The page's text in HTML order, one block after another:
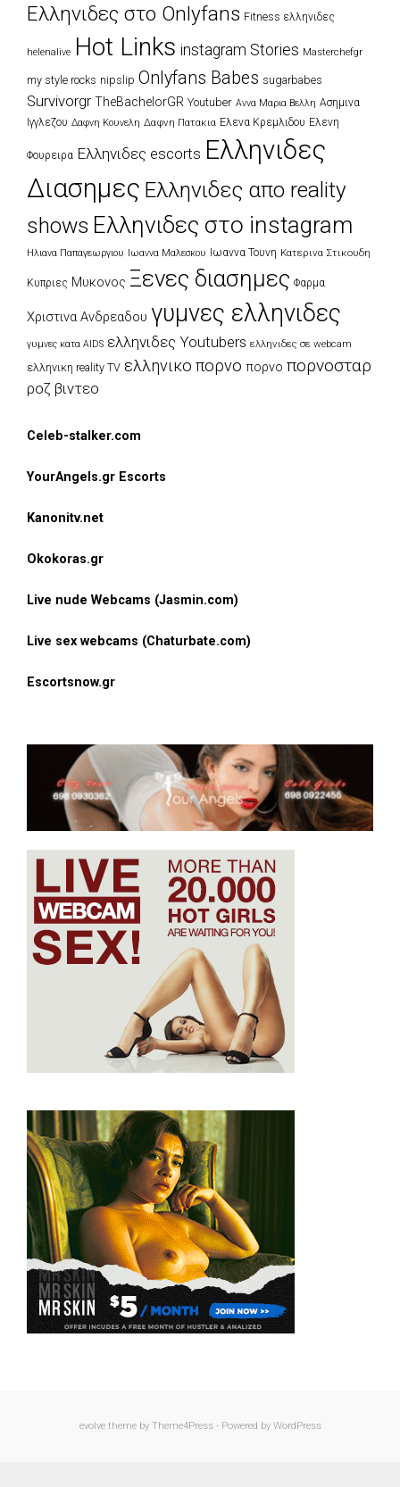
Eλληνιδες στο Onlyfans Fitness ελληνιδες
helenalive Hot Links instagram Stories Masterchefgr
my style rocks nipslip Onlyfans Babes sugarbabes
Survivorgr TheBachelorGR Youtuber Αννα Μαρια Βελλη Ασημινα
Ιγγλεζου Δαφνη Κουνελη Δαφνη Πατακια Ελενα Κρεμλιδου Ελενη
Φουρειρα Ελληνιδες escorts Ελληνιδες
Διασημες Ελληνιδες απο reality
shows Ελληνιδες στο instagram
Ηλιανα Παπαγεωργιου Ιωαννα Μαλεσκου Ιωαννα Τουνη Κατερινα Στικουδη
Κυπριες Μυκονος Ξενες διασημες Φαρμα
Χριστινα Ανδρεαδου γυμνες ελληνιδες
γυμνες κατα AIDS ελληνιδες Youtubers ελληνιδες σε webcam
ελληνικη reality TV ελληνικο πορνο πορνο πορνοσταρ
ροζ βιντεο
Celeb-stalker.com
YourAngels.gr Escorts
Kanonitv.net
Okokoras.gr
Live nude Webcams (Jasmin.com)
Live sex webcams (Chaturbate.com)
Escortsnow.gr
evolvetheme by Theme4Press - Powered by WordPress